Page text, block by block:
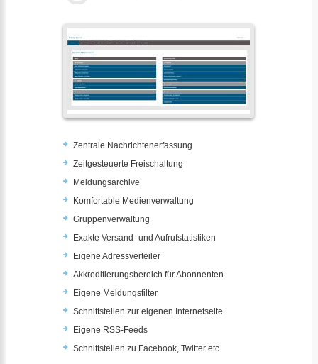
Zentrale Nachrichtenerfassung
Zeitgesteuerte Freischaltung
Meldungsarchive
Komfortable Medienverwaltung
Gruppenverwaltung
Exakte Versand- und Aufrufstatistiken
Eigene Adressverteiler
Akkreditierungsbereich für Abonnenten
Eigene Meldungsfilter
Schnittstellen zur eigenen Internetseite
Eigene RSS-Feeds
Schnittstellen zu Facebook, Twitter etc.